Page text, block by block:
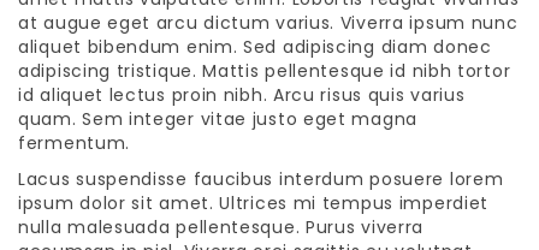
at augue eget arcu dictum varius. Viverra ipsum nunc
aliquet bibendum enim. Sed adipiscing diam donec
adipiscing tristique. Mattis pellentesque id nibh tortor
id aliquet lectus proin nibh. Arcu risus quis varius
quam. Sem integer vitae justo eget magna
fermentum.
Lacus suspendisse faucibus interdum posuere lorem
ipsum dolor sit amet. Ultrices mi tempus imperdiet
nulla malesuada pellentesque. Purus viverra